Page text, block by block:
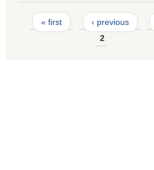
Pages
« first ‹ previous
2